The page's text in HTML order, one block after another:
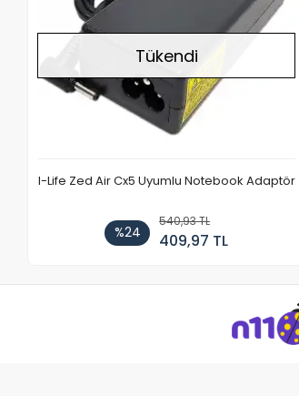
Tükendi
I-Life Zed Air Cx5 Uyumlu Notebook Adaptör
%24
540,93 TL
409,97 TL